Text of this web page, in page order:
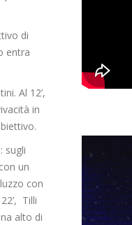
di
entra
. Al 12’,
in
sugli
un
con
, Tilli
alto di